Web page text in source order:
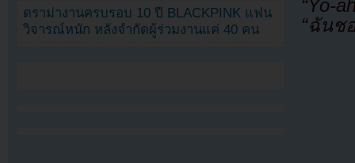
“Yo-
“ฉันช
ดราม่างานครบรอบ 10 ปี BLACKPINK แฟน
วิจารณ์หนัก หลังจำกัดผู้ร่วมงานแค่ 40 คน